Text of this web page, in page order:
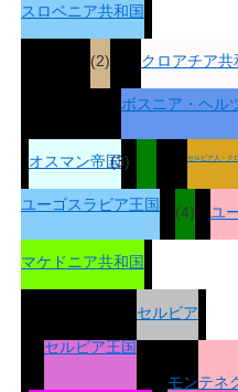
スロベニア共和国
(2) クロアチア共
ボスニア・ヘル
オスマン帝国(3) セルビア人・ク
ユーゴスラビア王国 (4) ユ
マケドニア共和国
セルビア
セルビア王国
モンテネ